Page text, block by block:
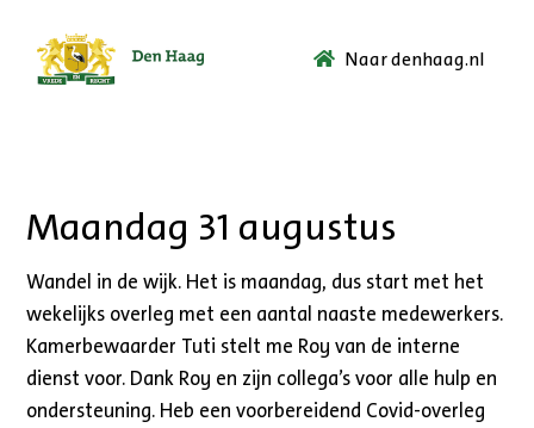
Ga
Naar denhaag.nl
Maandag 31 augustus
Wandel in de wijk. Het is maandag, dus start met het
wekelijks overleg met een aantal naaste medewerkers.
Kamerbewaarder Tuti stelt me Roy van de interne
dienst voor. Dank Roy en zijn collega’s voor alle hulp en
ondersteuning. Heb een voorbereidend Covid-overleg